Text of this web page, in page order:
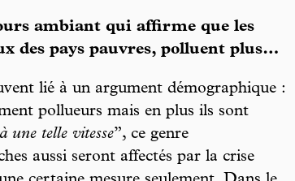
ambiant qui affirme que les
des pays pauvres, polluent plus…
lié à un argument démographique :
pollueurs mais en plus ils sont
une telle vitesse”, ce genre
aussi seront affectés par la crise